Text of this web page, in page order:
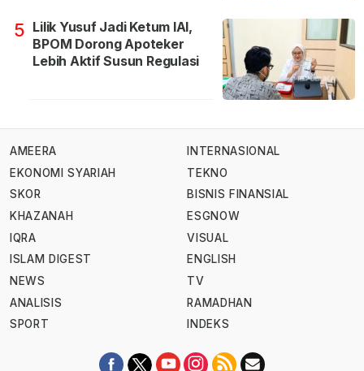
5 Lilik Yusuf Jadi Ketum IAI,
BPOM Dorong Apoteker
Lebih Aktif Susun Regulasi
AMEERA
EKONOMI SYARIAH
SKOR
KHAZANAH
IQRA
ISLAM DIGEST
NEWS
ANALISIS
SPORT
INTERNASIONAL
TEKNO
BISNIS FINANSIAL
ESGNOW
VISUAL
ENGLISH
TV
RAMADHAN
INDEKS